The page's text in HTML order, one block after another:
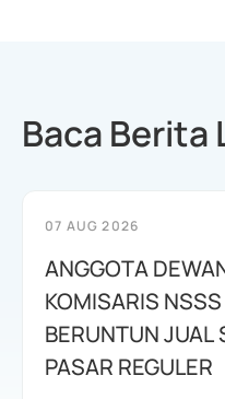
Baca Berita
07 AUG 2026
ANGGOTA
KOMISARIS NSSS
BERUNTUN JUAL
PASAR REGULER